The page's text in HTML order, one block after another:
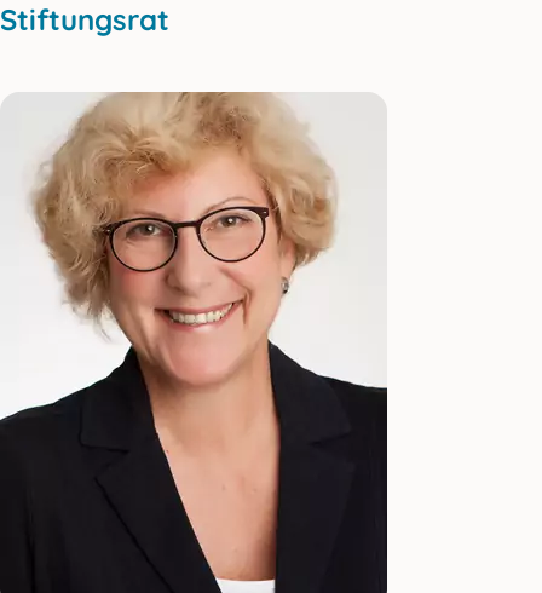
Stiftungsrat